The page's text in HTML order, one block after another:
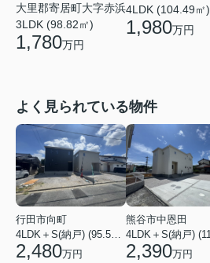
大里郡寄居町大字赤浜
3LDK (98.82㎡)
1,780万円
4LDK (104.49㎡)
1,980万円
よく見られている物件
行田市向町
4LDK＋S(納戸) (95.58㎡)
2,480万円
熊谷市中恩田
2,390万円